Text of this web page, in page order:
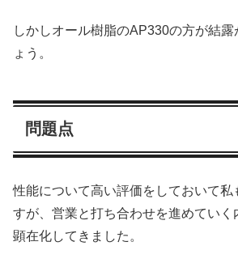
しかしオール樹脂のAP330の方が結露
ょう。
問題点
性能について高い評価をしておいて私
すが、営業と打ち合わせを進めていく
顕在化してきました。